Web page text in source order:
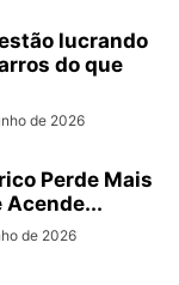
lucrando
do que
de 2026
Perde Mais
Acende...
de 2026